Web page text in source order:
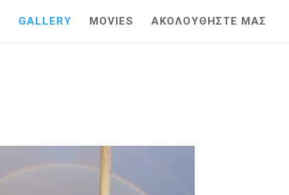
GALLERY MOVIES ΑΚΟΛΟΥΘΗΣΤΕ ΜΑΣ